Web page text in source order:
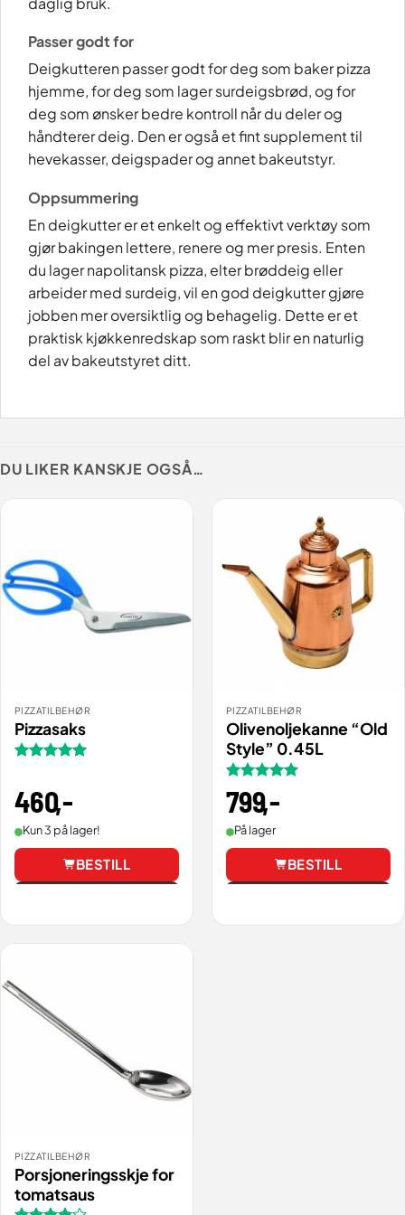
Passer godt for
Deigkutteren passer godt for deg som baker pizza
hjemme, for deg som lager surdeigsbrød, og for
deg som ønsker bedre kontroll når du deler og
håndterer deig. Den er også et fint supplement til
hevekasser, deigspader og annet bakeutstyr.
Oppsummering
En deigkutter er et enkelt og effektivt verktøy som
gjør bakingen lettere, renere og mer presis. Enten
du lager napolitansk pizza, elter brøddeig eller
arbeider med surdeig, vil en god deigkutter gjøre
jobben mer oversiktlig og behagelig. Dette er et
praktisk kjøkkenredskap som raskt blir en naturlig
del av bakeutstyret ditt.
DU LIKER KANSKJE OGSÅ…
PIZZATILBEHØR
Pizzasaks
460,-
Kun 3 på lager!
BESTILL
PIZZATILBEHØR
Olivenoljekanne “Old
Style” 0.45L
Vurdert
av 5
799,-
På lager
BESTILL
PIZZATILBEHØR
Porsjoneringsskje for
tomatsaus